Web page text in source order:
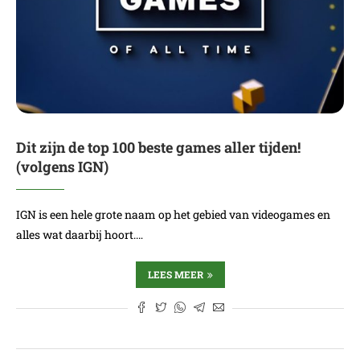
Dit zijn de top 100 beste games aller tijden!
(volgens IGN)
IGN is een hele grote naam op het gebied van videogames en
alles wat daarbij hoort.…
LEES MEER